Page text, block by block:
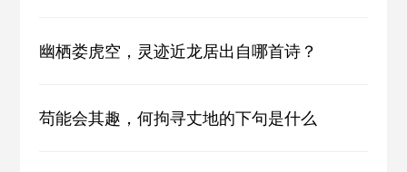
幽栖娄虎空，灵迹近龙居出自哪首诗？
苟能会其趣，何拘寻丈地的下句是什么